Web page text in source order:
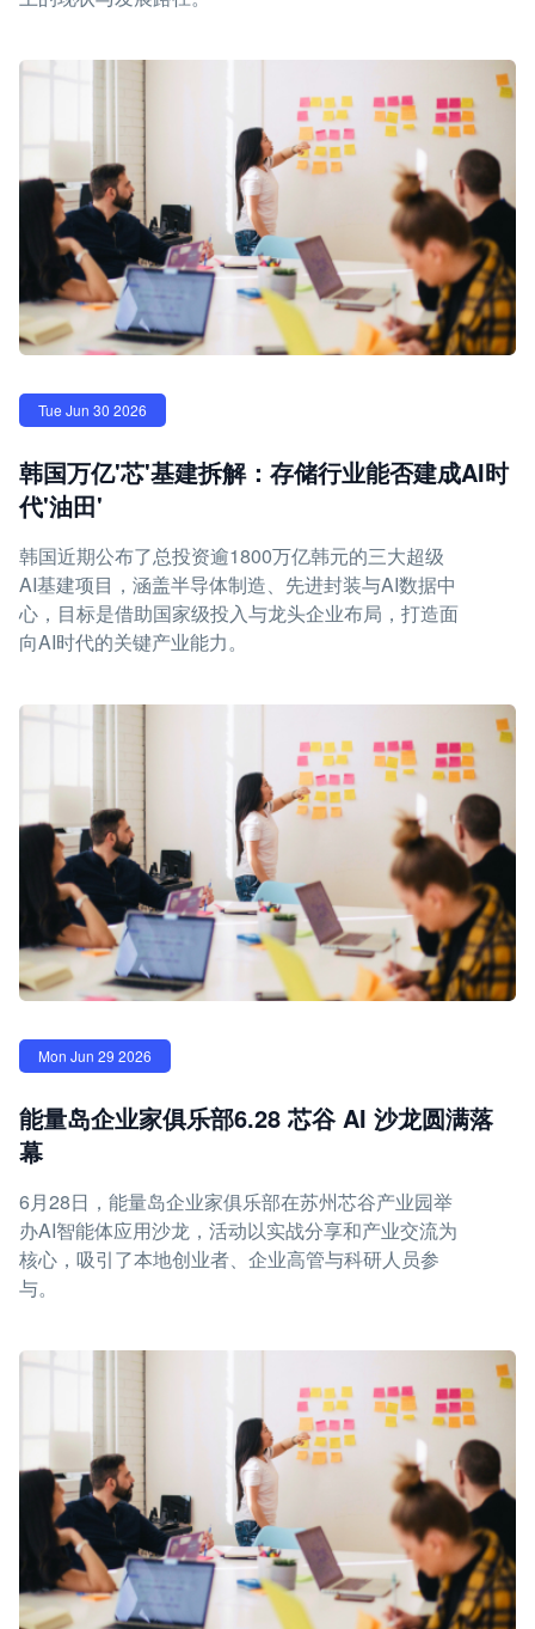
Tue Jun 30 2026
韩国万亿'芯'基建拆解：存储行业能否建成AI时
代'油田'
韩国近期公布了总投资逾1800万亿韩元的三大超级
AI基建项目，涵盖半导体制造、先进封装与AI数据中
心，目标是借助国家级投入与龙头企业布局，打造面
向AI时代的关键产业能力。
Mon Jun 29 2026
能量岛企业家俱乐部6.28 芯谷 AI 沙龙圆满落
幕
6月28日，能量岛企业家俱乐部在苏州芯谷产业园举
办AI智能体应用沙龙，活动以实战分享和产业交流为
核心，吸引了本地创业者、企业高管与科研人员参
与。